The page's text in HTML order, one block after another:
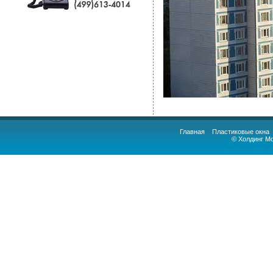
Главная
Пластиковые окна
© Холдинг